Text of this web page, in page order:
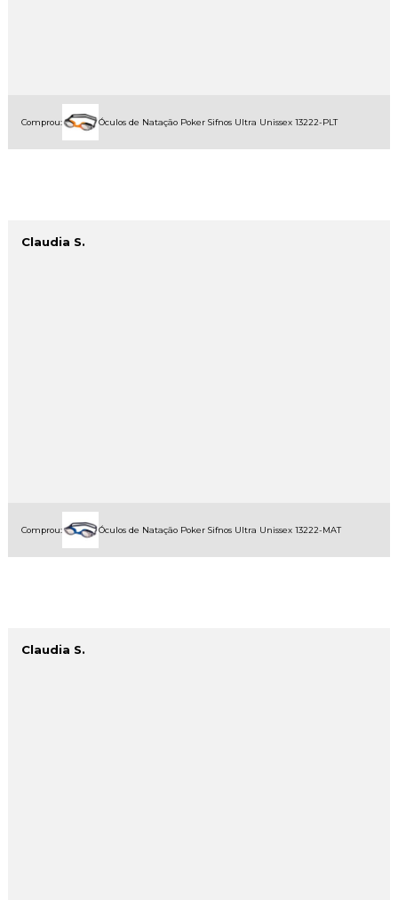
Comprou: Óculos de Natação Poker Sifnos Ultra Unissex 13222-PLT
Claudia S.
Comprou: Óculos de Natação Poker Sifnos Ultra Unissex 13222-MAT
Claudia S.